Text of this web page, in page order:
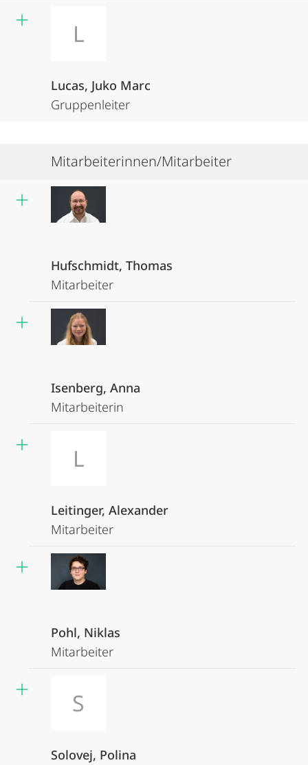
L
Lucas, Juko Marc
Gruppenleiter
Mitarbeiterinnen/Mitarbeiter
Hufschmidt, Thomas
Mitarbeiter
Isenberg, Anna
Mitarbeiterin
L
Leitinger, Alexander
Mitarbeiter
Pohl, Niklas
Mitarbeiter
S
Solovej, Polina